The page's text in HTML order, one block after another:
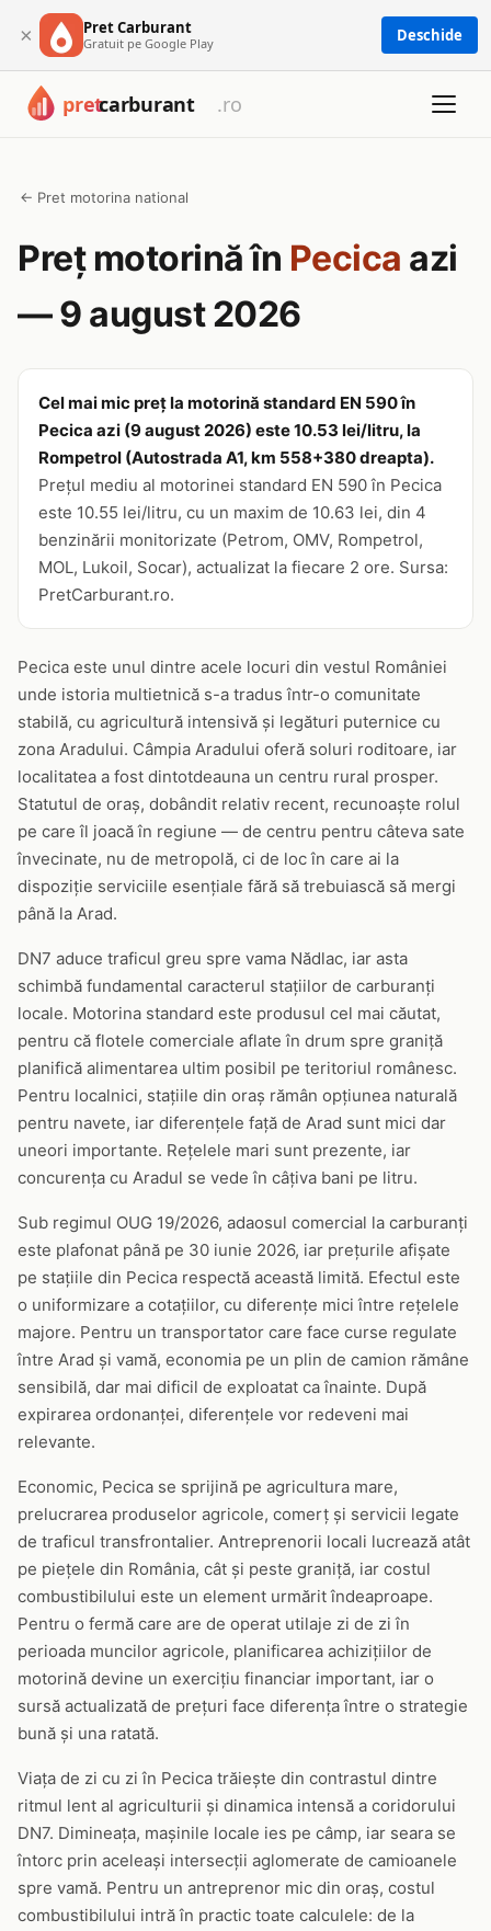
× Pret Carburant
Gratuit pe Google Play Deschide
← Pret motorina national
Preț motorină în Pecica azi
— 9 august 2026
Cel mai mic preț la motorină standard EN 590 în
Pecica azi (9 august 2026) este 10.53 lei/litru, la
Rompetrol (Autostrada A1, km 558+380 dreapta).
Prețul mediu al motorinei standard EN 590 în Pecica
este 10.55 lei/litru, cu un maxim de 10.63 lei, din 4
benzinării monitorizate (Petrom, OMV, Rompetrol,
MOL, Lukoil, Socar), actualizat la fiecare 2 ore. Sursa:
PretCarburant.ro.
Pecica este unul dintre acele locuri din vestul României
unde istoria multietnică s-a tradus într-o comunitate
stabilă, cu agricultură intensivă și legături puternice cu
zona Aradului. Câmpia Aradului oferă soluri roditoare, iar
localitatea a fost dintotdeauna un centru rural prosper.
Statutul de oraș, dobândit relativ recent, recunoaște rolul
pe care îl joacă în regiune — de centru pentru câteva sate
învecinate, nu de metropolă, ci de loc în care ai la
dispoziție serviciile esențiale fără să trebuiască să mergi
până la Arad.
DN7 aduce traficul greu spre vama Nădlac, iar asta
schimbă fundamental caracterul stațiilor de carburanți
locale. Motorina standard este produsul cel mai căutat,
pentru că flotele comerciale aflate în drum spre graniță
planifică alimentarea ultim posibil pe teritoriul românesc.
Pentru localnici, stațiile din oraș rămân opțiunea naturală
pentru navete, iar diferențele față de Arad sunt mici dar
uneori importante. Rețelele mari sunt prezente, iar
concurența cu Aradul se vede în câțiva bani pe litru.
Sub regimul OUG 19/2026, adaosul comercial la carburanți
este plafonat până pe 30 iunie 2026, iar prețurile afișate
pe stațiile din Pecica respectă această limită. Efectul este
o uniformizare a cotațiilor, cu diferențe mici între rețelele
majore. Pentru un transportator care face curse regulate
între Arad și vamă, economia pe un plin de camion rămâne
sensibilă, dar mai dificil de exploatat ca înainte. După
expirarea ordonanței, diferențele vor redeveni mai
relevante.
Economic, Pecica se sprijină pe agricultura mare,
prelucrarea produselor agricole, comerț și servicii legate
de traficul transfrontalier. Antreprenorii locali lucrează atât
pe piețele din România, cât și peste graniță, iar costul
combustibilului este un element urmărit îndeaproape.
Pentru o fermă care are de operat utilaje zi de zi în
perioada muncilor agricole, planificarea achizițiilor de
motorină devine un exercițiu financiar important, iar o
sursă actualizată de prețuri face diferența între o strategie
bună și una ratată.
Viața de zi cu zi în Pecica trăiește din contrastul dintre
ritmul lent al agriculturii și dinamica intensă a coridorului
DN7. Dimineața, mașinile locale ies pe câmp, iar seara se
întorc prin aceleași intersecții aglomerate de camioanele
spre vamă. Pentru un antreprenor mic din oraș, costul
combustibilului intră în practic toate calculele: de la